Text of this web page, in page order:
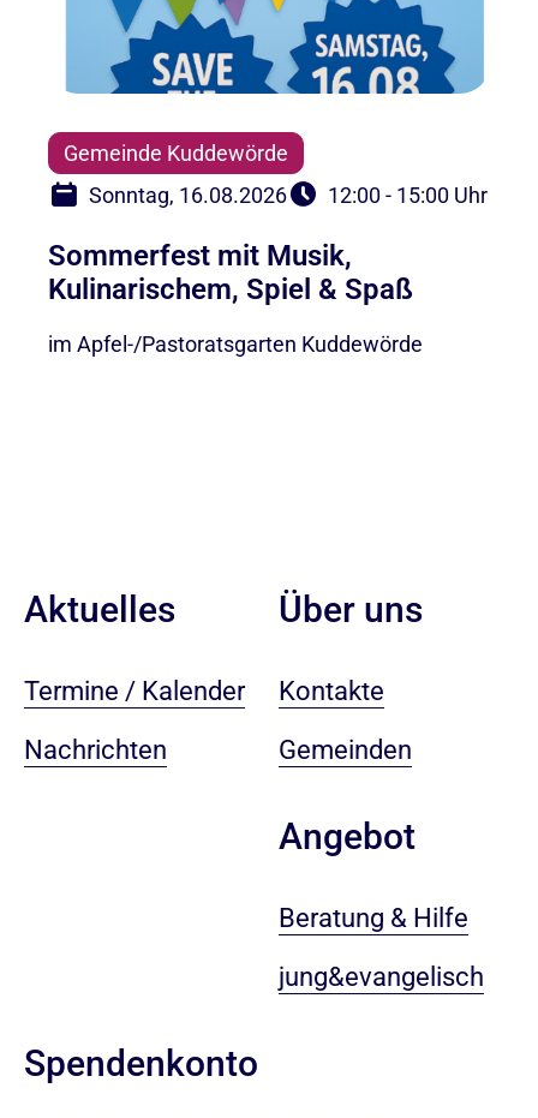
Gemeinde Kuddewörde
Sonntag, 16.08.2026
12:00 - 15:00 Uhr
Sommerfest mit Musik,
Kulinarischem, Spiel & Spaß
im Apfel-/Pastoratsgarten Kuddewörde
Aktuelles
Termine / Kalender
Nachrichten
Über uns
Kontakte
Gemeinden
Angebot
Beratung & Hilfe
jung&evangelisch
Spendenkonto